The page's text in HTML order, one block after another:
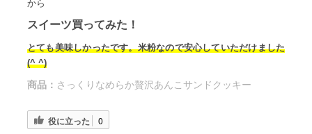
から
スイーツ買ってみた！
とても美味しかったです。米粉なので安心していただけました
(^ ^)
商品： さっくりなめらか贅沢あんこサンドクッキー
役に立った 0